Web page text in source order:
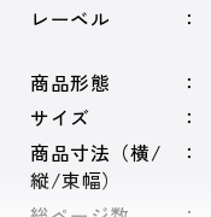
レーベル
商品形態
サイズ
商品寸法（横/
縦/束幅）